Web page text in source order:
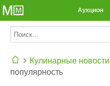
Аукцион
Кулинарные новости
популярность